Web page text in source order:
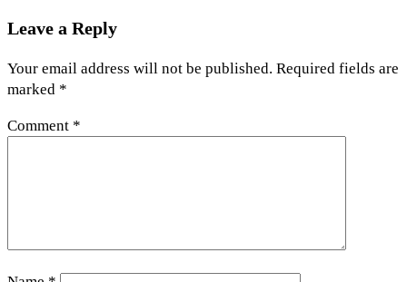
Leave a Reply
Your email address will not be published. Required fields are
marked *
Comment *